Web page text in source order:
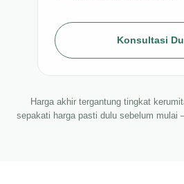
Konsultasi
Harga akhir tergantung tingkat
sepakati harga pasti dulu sebelum